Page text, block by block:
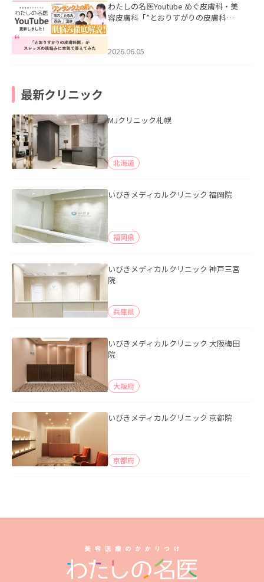
わたしの名医Youtube めぐ皮膚科・美
容皮膚科「”とおりすがりの皮膚科
2026.06.05
最新クリニック
MJクリニック札幌
北海道
いびきメディカルクリニック 福岡院
福岡県
いびきメディカルクリニック 神戸三宮
院
兵庫県
いびきメディカルクリニック 大阪梅田
院
大阪府
いびきメディカルクリニック 京都院
京都府